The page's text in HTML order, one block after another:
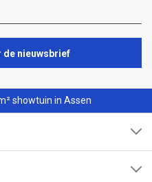
de nieuwsbrief
showtuin in Assen